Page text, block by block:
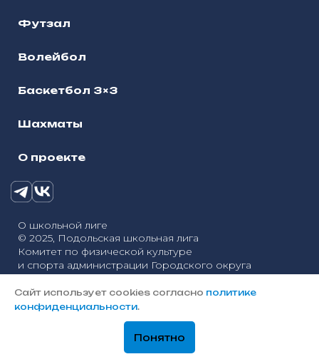
Футзал
Волейбол
Баскетбол 3×3
Шахматы
О проекте
О школьной лиге
© 2025, Подольская школьная лига
Комитет по физической культуре
и спорта администрации Городского округа
Подольск
Политика конфиденциальности
Разработка сайтов — «Онлайн-Сервис»
Сайт использует cookies согласно политике
конфиденциальности.
Понятно